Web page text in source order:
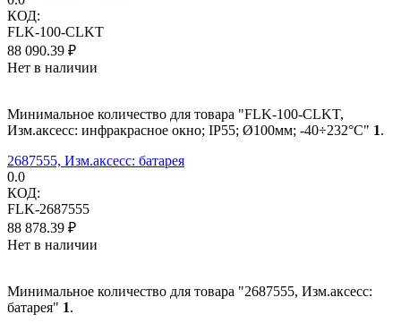
КОД:
FLK-100-CLKT
88 090.39 ₽
Нет в наличии
Минимальное количество для товара "FLK-100-CLKT,
Изм.аксесс: инфракрасное окно; IP55; Ø100мм; -40÷232°C" 1.
2687555, Изм.аксесс: батарея
0.0
КОД:
FLK-2687555
88 878.39 ₽
Нет в наличии
Минимальное количество для товара "2687555, Изм.аксесс:
батарея" 1.